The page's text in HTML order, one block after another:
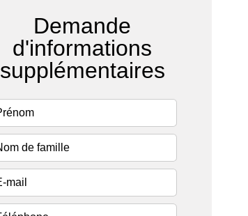
Demande
d'informations
supplémentaires